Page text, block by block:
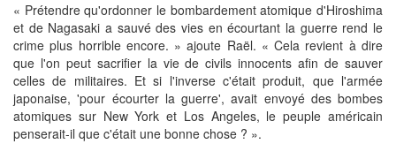
« Prétendre qu'ordonner le bombardement atomique d'Hiroshima
et de Nagasaki a sauvé des vies en écourtant la guerre rend le
crime plus horrible encore. » ajoute Raël. « Cela revient à dire
que l'on peut sacrifier la vie de civils innocents afin de sauver
celles de militaires. Et si l'inverse c'était produit, que l'armée
japonaise, 'pour écourter la guerre', avait envoyé des bombes
atomiques sur New York et Los Angeles, le peuple américain
penserait-il que c'était une bonne chose ? ».